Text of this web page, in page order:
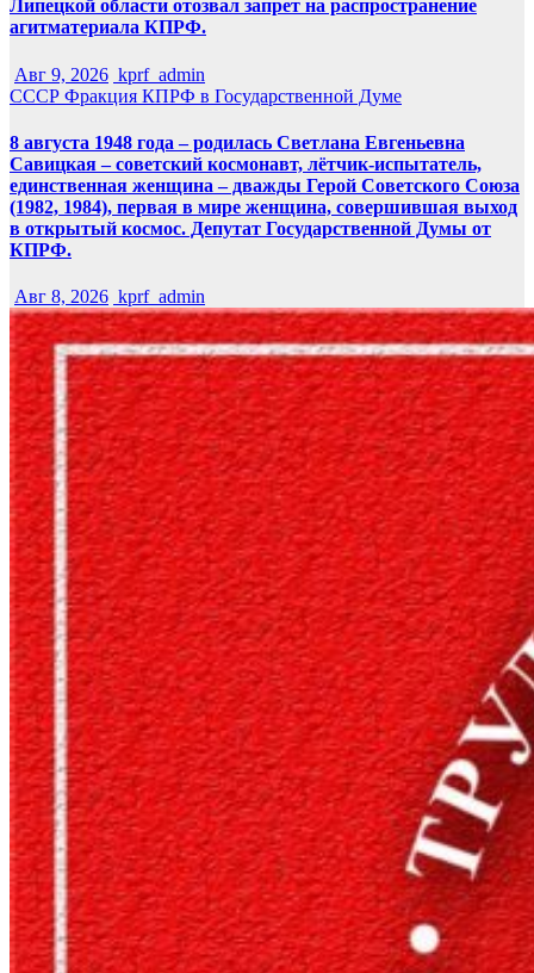
Липецкой области отозвал запрет на распространение
агитматериала КПРФ.
Авг 9, 2026 kprf_admin
СССР Фракция КПРФ в Государственной Думе
8 августа 1948 года – родилась Светлана Евгеньевна
Савицкая – советский космонавт, лётчик-испытатель,
единственная женщина – дважды Герой Советского Союза
(1982, 1984), первая в мире женщина, совершившая выход
в открытый космос. Депутат Государственной Думы от
КПРФ.
Авг 8, 2026 kprf_admin